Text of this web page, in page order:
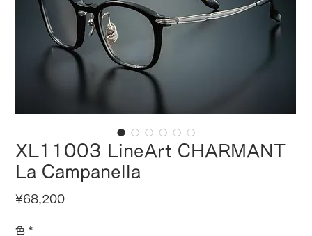
XL11003 LineArt CHARMANT
La Campanella
¥68,200Price
色 *